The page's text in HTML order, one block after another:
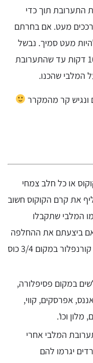
התערובת תוך כדי
מעט. אם בחרתם
מעט סמיך. נבשל
את הפירות בישול של בערך 10-7 דקות עד שהתערובת
המלבי שהכנו.
ונגיש קר מהמקרר
או כל חלב צמחי
את קרם הקוקוס חשוב
המלבי שתקבלו
ביצעתם את ההחלפה
זו יש צורך בשימוש של כוס ורבע קורנפלור במקום 3/4 כוס
במקום פסיפלורה,
אפרסקים, קווי,
מלון וכו'.
המלבי אחרי
יגרמו להם